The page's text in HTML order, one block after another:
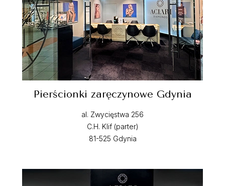
Pierścionki zaręczynowe Gdynia
al. Zwycięstwa 256
C.H. Klif (parter)
81-525 Gdynia